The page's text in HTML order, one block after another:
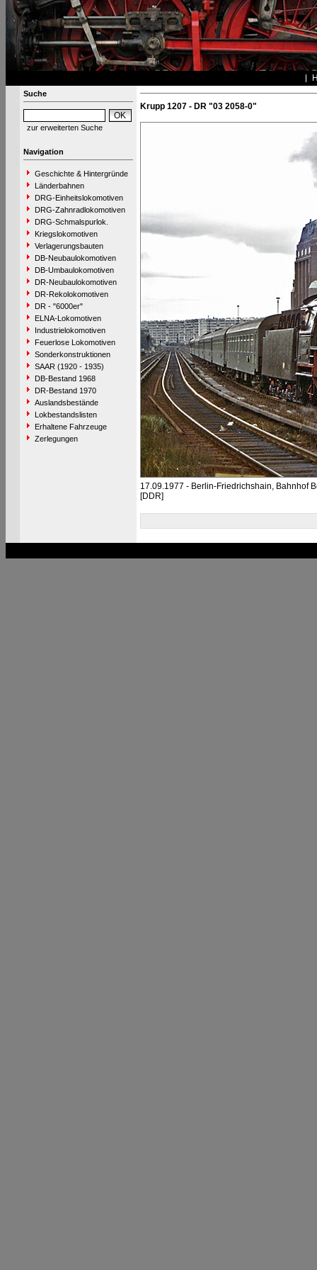
Suche
zur erweiterten Suche
Navigation
Geschichte & Hintergründe
Länderbahnen
DRG-Einheitslokomotiven
DRG-Zahnradlokomotiven
DRG-Schmalspurlok.
Kriegslokomotiven
Verlagerungsbauten
DB-Neubaulokomotiven
DB-Umbaulokomotiven
DR-Neubaulokomotiven
DR-Rekolokomotiven
DR - "6000er"
ELNA-Lokomotiven
Industrielokomotiven
Feuerlose Lokomotiven
Sonderkonstruktionen
SAAR (1920 - 1935)
DB-Bestand 1968
DR-Bestand 1970
Auslandsbestände
Lokbestandslisten
Erhaltene Fahrzeuge
Zerlegungen
Krupp 1207 - DR "03 2058-0"
17.09.1977 - Berlin-Friedrichshain, Bahnhof
[DDR]